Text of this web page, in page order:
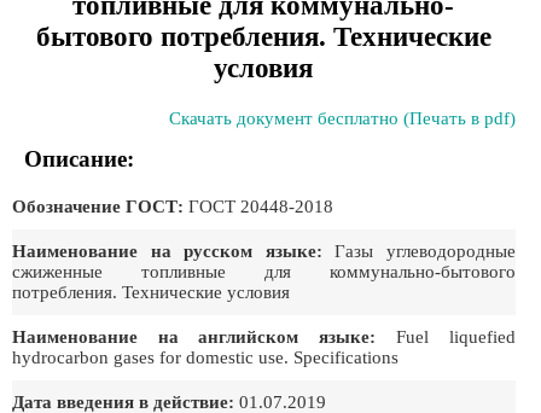
бытового потребления. Технические
условия
Скачать документ бесплатно (Печать в pdf)
Описание:
Обозначение ГОСТ: ГОСТ 20448-2018
Наименование на русском языке: Газы углеводородные
сжиженные топливные для коммунально-бытового
потребления. Технические условия
Наименование на английском языке: Fuel liquefied
hydrocarbon gases for domestic use. Specifications
Дата введения в действие: 01.07.2019